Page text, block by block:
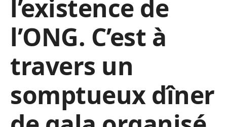
l’existence de
l’ONG. C’est à
travers un
somptueux dîner